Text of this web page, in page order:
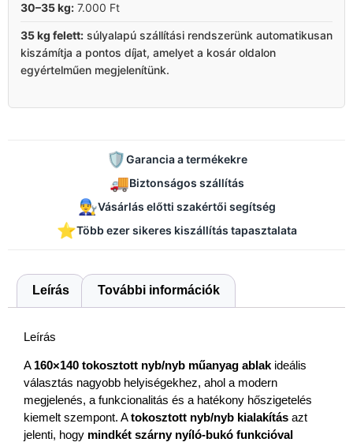
30–35 kg: 7.000 Ft
35 kg felett: súlyalapú szállítási rendszerünk automatikusan
kiszámítja a pontos díjat, amelyet a kosár oldalon
egyértelműen megjelenítünk.
🛡️Garancia a termékekre
🚚Biztonságos szállítás
👨‍🔧Vásárlás előtti szakértői segítség
⭐Több ezer sikeres kiszállítás tapasztalata
Leírás További információk
Leírás
A 160×140 tokosztott nyb/nyb műanyag ablak ideális
választás nagyobb helyiségekhez, ahol a modern
megjelenés, a funkcionalitás és a hatékony hőszigetelés
kiemelt szempont. Atokosztott nyb/nyb kialakítás azt
jelenti, hogy mindkét szárny nyíló-bukó funkcióval